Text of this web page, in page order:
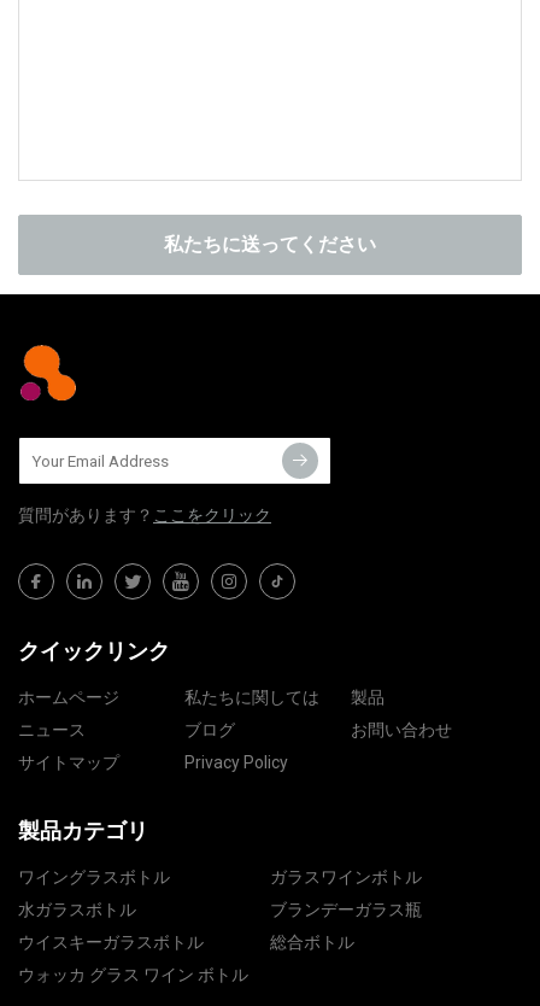
私たちに送ってください
質問​​があります？ ここをクリック
クイックリンク
ホームページ 私たちに関しては
製品
ニュース
ブログ
お問い合わせ
サイトマップ
Privacy Policy
製品カテゴリ
ワイングラスボトル
ガラスワインボトル
水ガラスボトル
ブランデーガラス瓶
ウイスキーガラスボトル
総合ボトル
ウォッカ グラス ワイン ボトル